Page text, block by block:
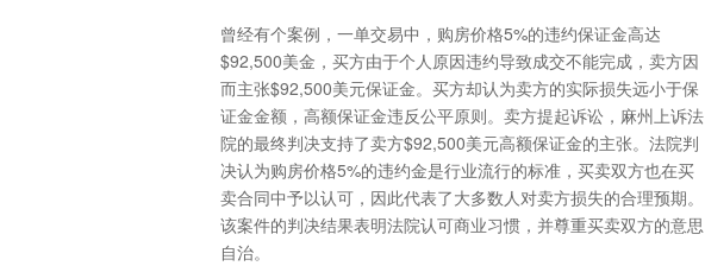
曾经有个案例，一单交易中，购房价格5%的违约保证金高达
$92,500美金，买方由于个人原因违约导致成交不能完成，卖方因
而主张$92,500美元保证金。买方却认为卖方的实际损失远小于保
证金金额，高额保证金违反公平原则。卖方提起诉讼，麻州上诉法
院的最终判决支持了卖方$92,500美元高额保证金的主张。法院判
决认为购房价格5%的违约金是行业流行的标准，买卖双方也在买
卖合同中予以认可，因此代表了大多数人对卖方损失的合理预期。
该案件的判决结果表明法院认可商业习惯，并尊重买卖双方的意思
自治。